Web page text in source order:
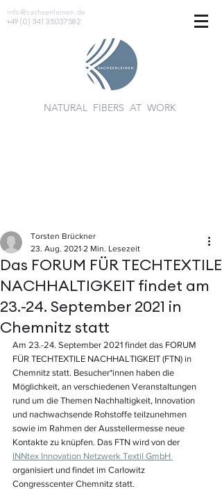
info@sachsenleinen.de
+49 (0) 341 35037582
NATURAL FIBERS AT WORK
Das FORUM FÜR TECHTEXTILE
NACHHALTIGKEIT findet am
23.-24. September 2021 in
Chemnitz statt
Torsten Brückner
23. Aug. 2021 2 Min. Lesezeit
Am 23.-24. September 2021 findet das FORUM
FÜR TECHTEXTILE NACHHALTIGKEIT (FTN) in
Chemnitz statt. Besucher*innen haben die
Möglichkeit, an verschiedenen Veranstaltungen
rund um die Themen Nachhaltigkeit, Innovation
und nachwachsende Rohstoffe teilzunehmen
sowie im Rahmen der Ausstellermesse neue
Kontakte zu knüpfen. Das FTN wird von der
INNtex Innovation Netzwerk Textil GmbH
organisiert und findet im Carlowitz
Congresscenter Chemnitz statt.